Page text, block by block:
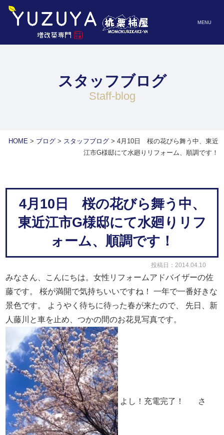
MENU
スタッフブログ
staff-blog
HOME> ブログ> スタッフブログ> 4月10日 桜の花びら舞う中、東近
江市G様邸にて水廻りリフォーム、順調です！
4月10日 桜の花びら舞う中、
東近江市G様邸にて水廻りリフ
ォーム、順調です！
投稿日：2014.04.10
みなさん、こんにちは。女性リフォームアドバイザーの佐
藤です。
桜が満開で気持ちいいですね！
一年で一番好きな
景色です。
ようやく待ちに待った春が来たので、
先日、新
人藤川と車を止め、つかの間のお花見写真です。
よし！充電完了！ さ